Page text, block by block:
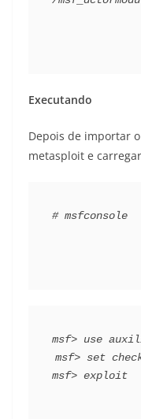
Executando
Depois de importar
metasploit e
# msfconsole
msf> use
msf> set
msf> exploit